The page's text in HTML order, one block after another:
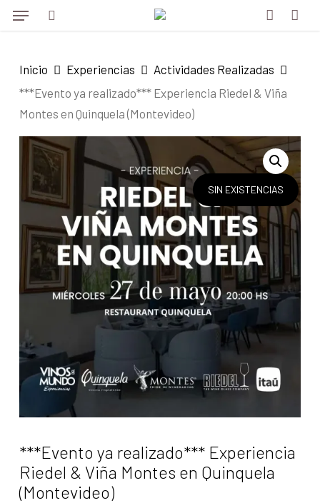
Skip
content
Menu
Inicio Experiencias
Actividades Realizadas
***Evento ya realizado*** Experiencia Riedel & Viña
Montes en Quinquela (Montevideo)
***Evento ya realizado*** Experiencia
Riedel & Viña Montes en Quinquela
(Montevideo)
SIN EXISTENCIAS